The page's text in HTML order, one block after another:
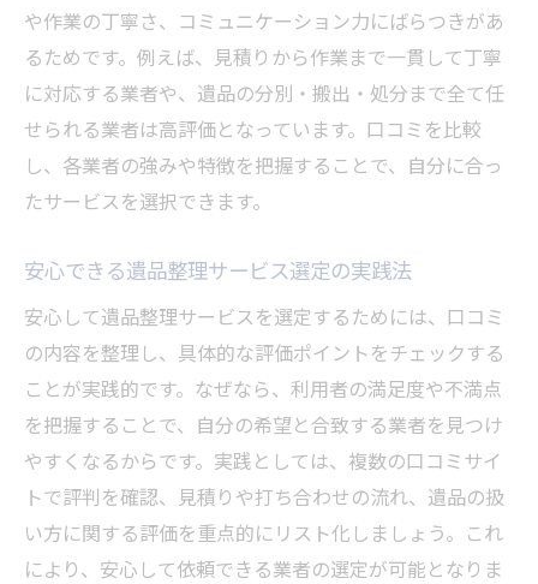
や作業の丁寧さ、コミュニケーション力にばらつきがあ
るためです。例えば、見積りから作業まで一貫して丁寧
に対応する業者や、遺品の分別・搬出・処分まで全て任
せられる業者は高評価となっています。口コミを比較
し、各業者の強みや特徴を把握することで、自分に合っ
たサービスを選択できます。
安心できる遺品整理サービス選定の実践法
安心して遺品整理サービスを選定するためには、口コミ
の内容を整理し、具体的な評価ポイントをチェックする
ことが実践的です。なぜなら、利用者の満足度や不満点
を把握することで、自分の希望と合致する業者を見つけ
やすくなるからです。実践としては、複数の口コミサイ
トで評判を確認、見積りや打ち合わせの流れ、遺品の扱
い方に関する評価を重点的にリスト化しましょう。これ
により、安心して依頼できる業者の選定が可能となりま